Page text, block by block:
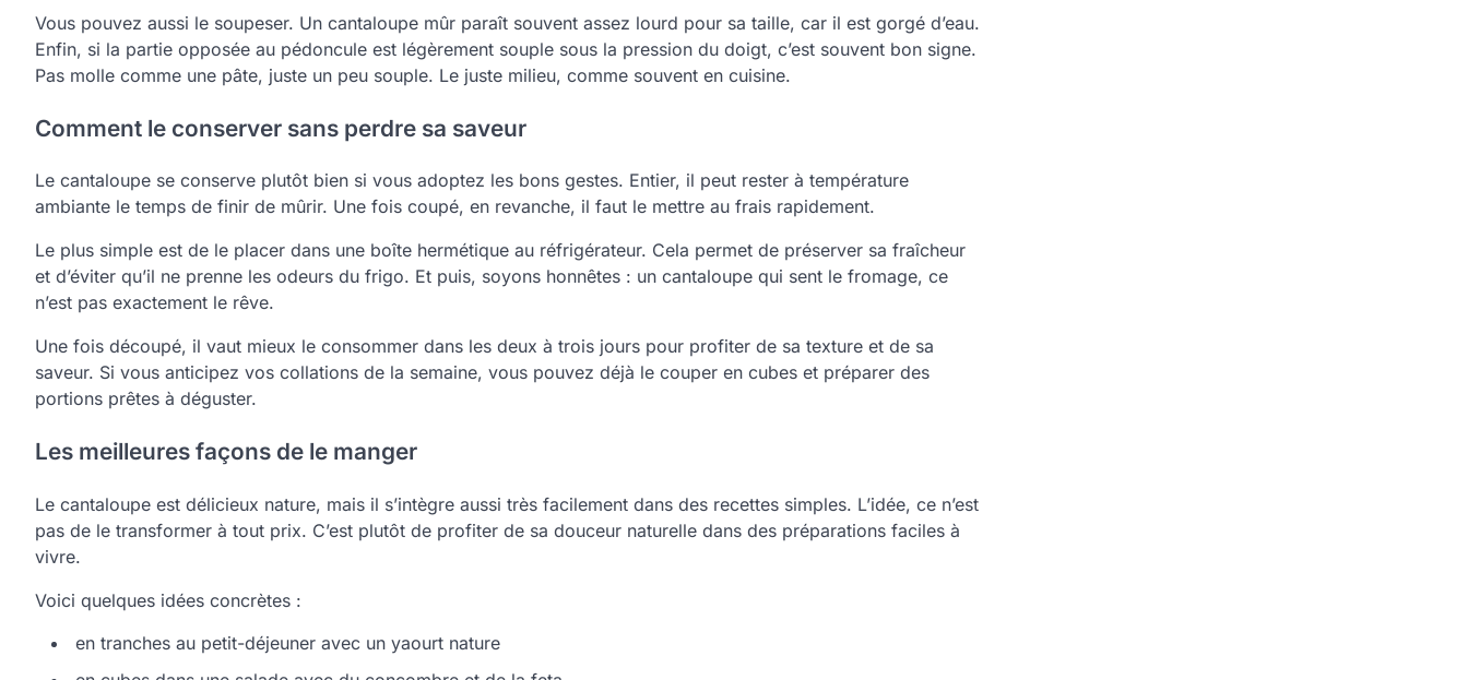
Vous pouvez aussi le soupeser. Un cantaloupe mûr paraît souvent assez lourd pour sa taille, car il est gorgé d’eau.
Enfin, si la partie opposée au pédoncule est légèrement souple sous la pression du doigt, c’est souvent bon signe.
Pas molle comme une pâte, juste un peu souple. Le juste milieu, comme souvent en cuisine.
Comment le conserver sans perdre sa saveur
Le cantaloupe se conserve plutôt bien si vous adoptez les bons gestes. Entier, il peut rester à température
ambiante le temps de finir de mûrir. Une fois coupé, en revanche, il faut le mettre au frais rapidement.
Le plus simple est de le placer dans une boîte hermétique au réfrigérateur. Cela permet de préserver sa fraîcheur
et d’éviter qu’il ne prenne les odeurs du frigo. Et puis, soyons honnêtes : un cantaloupe qui sent le fromage, ce
n’est pas exactement le rêve.
Une fois découpé, il vaut mieux le consommer dans les deux à trois jours pour profiter de sa texture et de sa
saveur. Si vous anticipez vos collations de la semaine, vous pouvez déjà le couper en cubes et préparer des
portions prêtes à déguster.
Les meilleures façons de le manger
Le cantaloupe est délicieux nature, mais il s’intègre aussi très facilement dans des recettes simples. L’idée, ce n’est
pas de le transformer à tout prix. C’est plutôt de profiter de sa douceur naturelle dans des préparations faciles à
vivre.
Voici quelques idées concrètes :
en tranches au petit-déjeuner avec un yaourt nature